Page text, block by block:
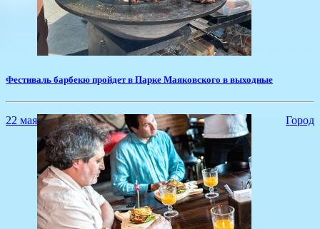
​Фестиваль барбекю пройдет в Парке Маяковского в выходные
22 мая Город